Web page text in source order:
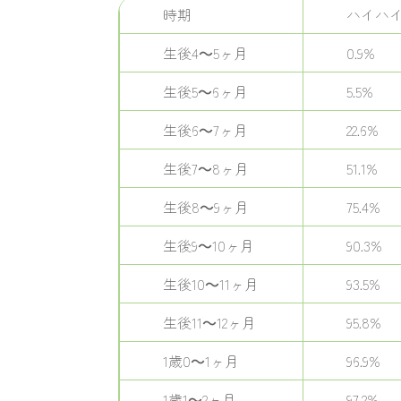
時期
ハイハ
生後4～5ヶ月
0.9%
生後5～6ヶ月
5.5%
生後6～7ヶ月
22.6%
生後7～8ヶ月
51.1%
生後8～9ヶ月
75.4%
生後9～10ヶ月
90.3%
生後10～11ヶ月
93.5%
生後11～12ヶ月
95.8%
1歳0～1ヶ月
96.9%